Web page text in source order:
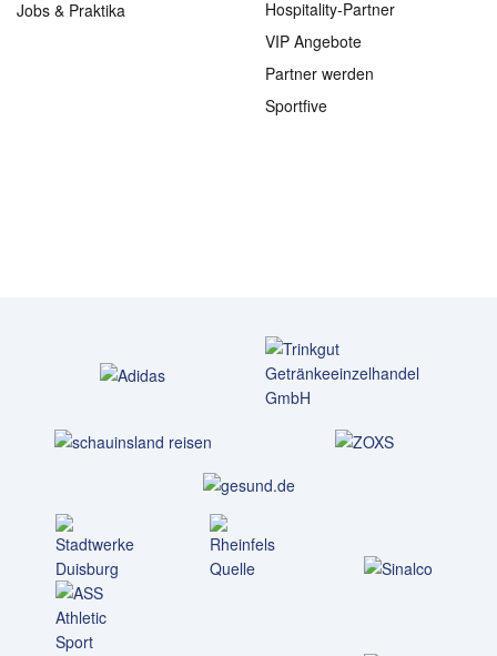
Jobs & Praktika
Hospitality-Partner
VIP Angebote
Partner werden
Sportfive